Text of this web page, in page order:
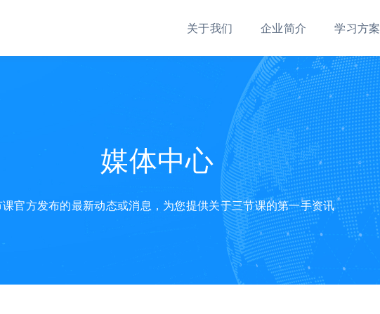
关于我们 企业简介 学习方案
媒体中心
官方发布的最新动态或消息，为您提供关于三节课的第一手资讯